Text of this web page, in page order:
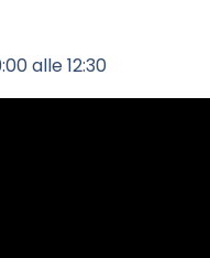
alle 12:30